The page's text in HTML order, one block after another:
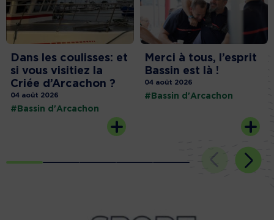
Dans les coulisses: et
si vous visitiez la
Criée d’Arcachon ?
04 août 2026
#Bassin d'Arcachon
Merci à tous, l’esprit
Bassin est là !
04 août 2026
#Bassin d'Arcachon